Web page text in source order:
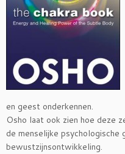
en geest onderkennen.
Osho laat ook zien hoe deze
de menselijke psychologische
bewustzijnsontwikkeling.